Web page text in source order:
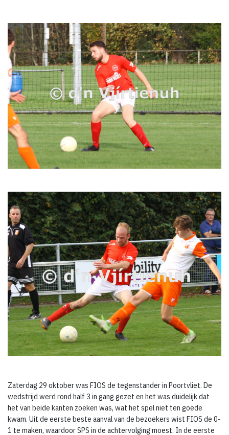
Zaterdag 29 oktober was FIOS de tegenstander in Poortvliet. De
wedstrijd werd rond half 3 in gang gezet en het was duidelijk dat
het van beide kanten zoeken was, wat het spel niet ten goede
kwam. Uit de eerste beste aanval van de bezoekers wist FIOS de 0-
1 te maken, waardoor SPS in de achtervolging moest. In de eerste